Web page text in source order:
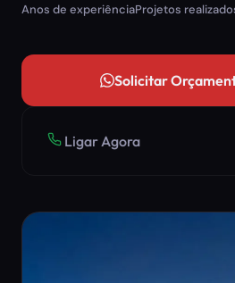
Anos de experiênciaProjetos
Solicitar
Ligar Agora